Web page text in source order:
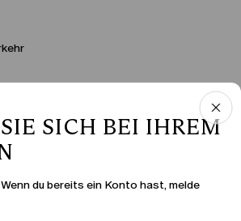
SICH BEI IHREM
du bereits ein Konto hast, melde